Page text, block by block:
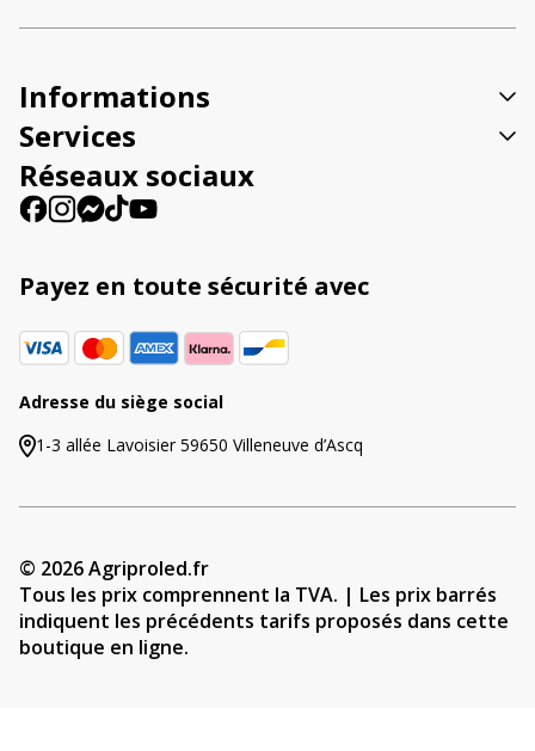
i
v
e
:
Informations
Services
Réseaux sociaux
Payez en toute sécurité avec
Adresse du siège social
1-3 allée Lavoisier 59650 Villeneuve d’Ascq
© 2026 Agriproled.fr
Tous les prix comprennent la TVA. | Les prix barrés
indiquent les précédents tarifs proposés dans cette
boutique en ligne.